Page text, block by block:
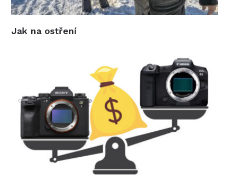
Jak na ostření